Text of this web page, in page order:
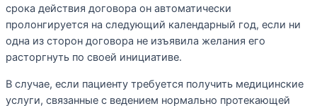
срока действия договора он автоматически
пролонгируется на следующий календарный год, если ни
одна из сторон договора не изъявила желания его
расторгнуть по своей инициативе.
В случае, если пациенту требуется получить медицинские
услуги, связанные с ведением нормально протекающей